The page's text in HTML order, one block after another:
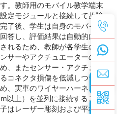
。教師用のモバイル教学端末
定モジュールと接続して故障
了後、学生は自身のモバイル
答し、評価結果は自動的に装
れるため、教師が各学生の結
サーやアクチュエーターの識
、またセンサー・アクチュエ
コネクタ損傷を低減しつつ実
、実車のワイヤーハーネスプ
以上）を並列に接続すること
はレーザー彫刻および平板塗